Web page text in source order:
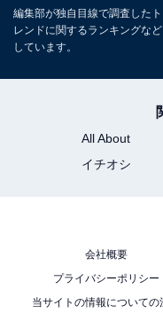
編集部が独自目線で調査した
レンドに関するランキングな
しています。
All About
イチオシ
会社概要
プライバシーポリシー
当サイトの情報についての